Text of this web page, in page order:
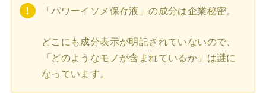
「パワーイソメ保存液」の成分は企業秘密。
どこにも成分表示が明記されていないので、
「どのようなモノが含まれているか」は謎に
なっています。